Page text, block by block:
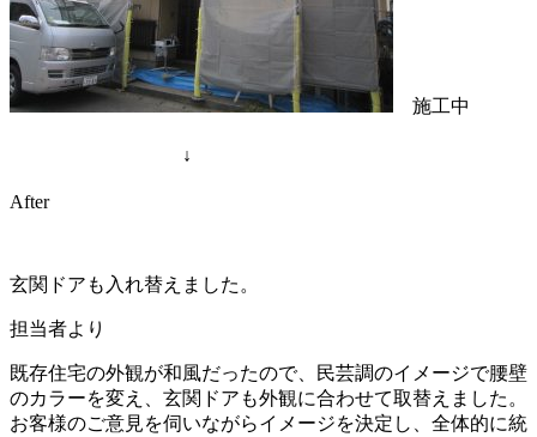
施工中
↓
After
玄関ドアも入れ替えました。
担当者より
既存住宅の外観が和風だったので、民芸調のイメージで腰壁
のカラーを変え、玄関ドアも外観に合わせて取替えました。
お客様のご意見を伺いながらイメージを決定し、全体的に統